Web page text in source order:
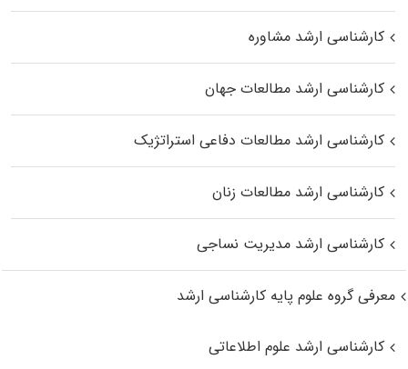
کارشناسی ارشد مشاوره
کارشناسی ارشد مطالعات جهان
کارشناسی ارشد مطالعات دفاعی استراتژیک
کارشناسی ارشد مطالعات زنان
کارشناسی ارشد مدیریت نساجی
معرفی گروه علوم پایه کارشناسی ارشد
کارشناسی ارشد علوم اطلاعاتی